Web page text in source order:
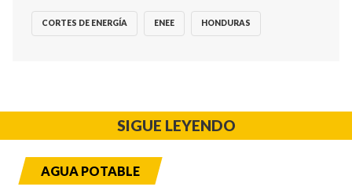
CORTES DE ENERGÍA ENEE HONDURAS
SIGUE LEYENDO
AGUA POTABLE